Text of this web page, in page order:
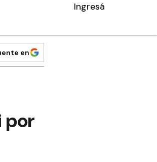
Ingresá
en
por